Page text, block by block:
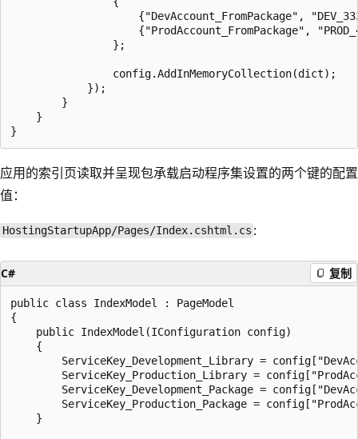
{"DevAccount_FromPackage",
{"ProdAccount_FromPackage",
                };
                config.AddInMemoryCollection(dict);
            });
        }
    }
应用的索引页读取并呈现包承载启动程序集设置的两个键的配置
值：
HostingStartupApp/Pages/Index.cshtml.cs :
C# 复制
public class IndexModel : PageModel
{
    public IndexModel(IConfiguration config)
    {
ServiceKey_Development_Library =
ServiceKey_Production_Library =
ServiceKey_Development_Package =
ServiceKey_Production_Package =
    }